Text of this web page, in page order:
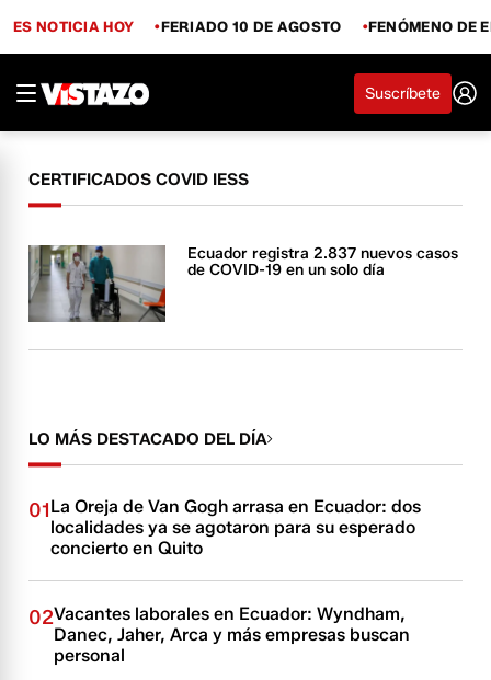
ES NOTICIA HOY FERIADO 10 DE AGOSTO FENÓMENO DE
Suscríbete
CERTIFICADOS COVID IESS
Ecuador registra 2.837 nuevos casos
de COVID-19 en un solo día
LO MÁS DESTACADO DEL DÍA
01La Oreja de Van Gogh arrasa en Ecuador: dos
localidades ya se agotaron para su esperado
concierto en Quito
02Vacantes laborales en Ecuador: Wyndham,
Danec, Jaher, Arca y más empresas buscan
personal